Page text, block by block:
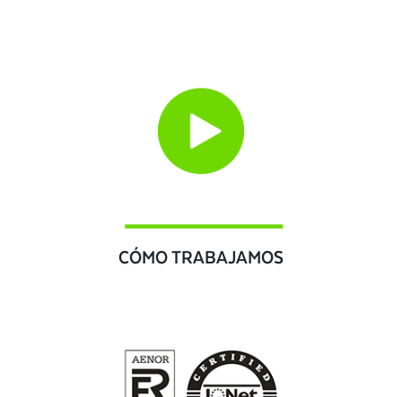
CÓMO TRABAJAMOS